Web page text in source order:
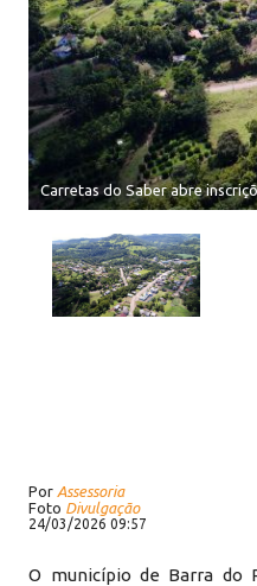
Carretas do Saber abre
Por Assessoria
Foto Divulgação
24/03/2026 09:57
O município de Barra do